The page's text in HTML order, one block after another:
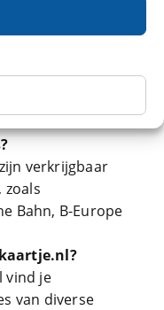
het lezen van
dan gerust
klacht of
contact
treintickets naar
verkrijgbaar
zoals
Bahn, B-Europe
vind je
van diverse